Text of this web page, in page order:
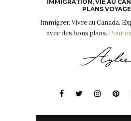
IMMIGRATION, VIE AU
PLANS
Immigrer. Vivre au Canada.
avec des bons plans. Pour